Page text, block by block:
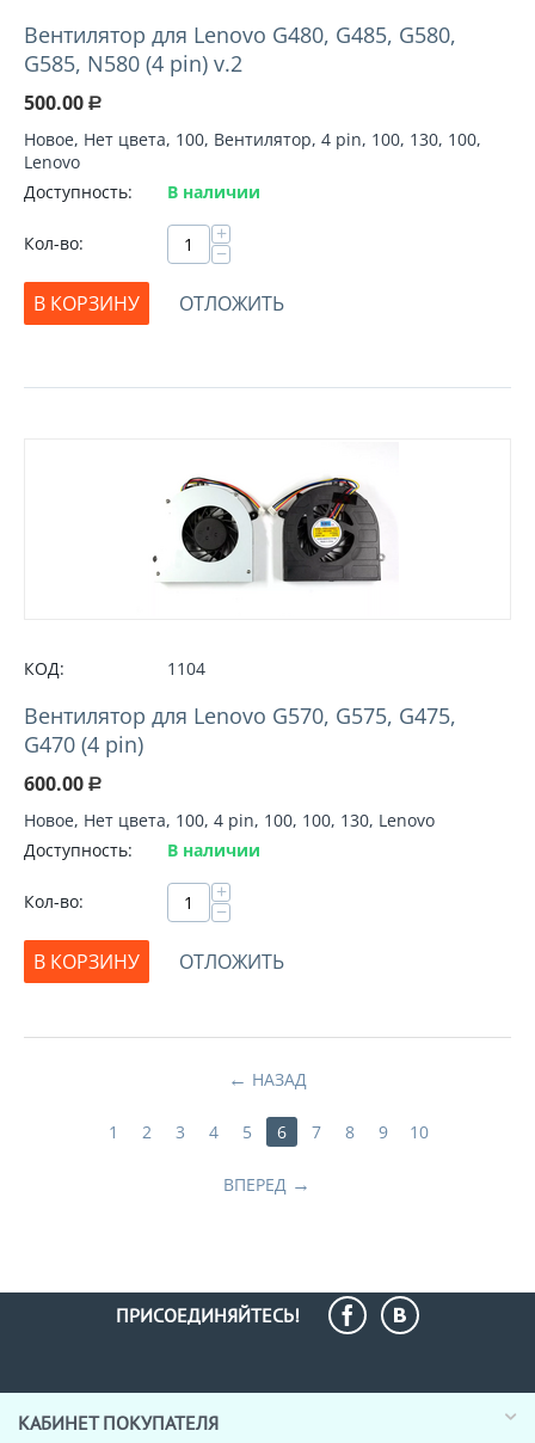
Вентилятор для Lenovo G480, G485, G580,
G585, N580 (4 pin) v.2
500.00 Р
Новое, Нет цвета, 100, Вентилятор, 4 pin, 100, 130, 100,
Lenovo
Доступность:
В наличии
Кол-во: +
−
В КОРЗИНУ
ОТЛОЖИТЬ
КОД: 1104
Вентилятор для Lenovo G570, G575, G475,
G470 (4 pin)
600.00 Р
Новое, Нет цвета, 100, 4 pin, 100, 100, 130, Lenovo
Доступность:
В наличии
Кол-во: +
−
В КОРЗИНУ
ОТЛОЖИТЬ
НАЗАД
1 2 3 4 5 6 7 8 9 10
ВПЕРЕД
ПРИСОЕДИНЯЙТЕСЬ!
КАБИНЕТ ПОКУПАТЕЛЯ